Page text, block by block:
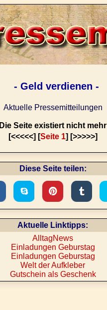
- Geld verdienen -
Aktuelle Pressemitteilungen
Die Seite existiert nicht mehr
[<<<<<] [Seite 1] [>>>>>]
Diese Seite teilen:
Aktuelle Linktipps:
AlltagNews
Einladungen Geburstag
Einladungen Geburstag
Welt der Aufkleber
Gutschein als Geschenk